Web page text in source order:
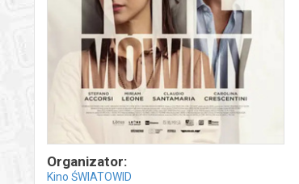
Organizator:
Kino ŚWIATOWID